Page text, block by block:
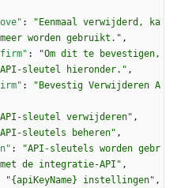
:
"Eenmaal verwijderd, ka
worden gebruikt." ,
:
"Om dit te bevestigen,
sleutel hieronder." ,
:
"Bevestig Verwijderen A
sleutel verwijderen" ,
sleutels beheren" ,
:
"API-sleutels worden gebr
de integratie-API" ,
"{apiKeyName} instellingen" ,